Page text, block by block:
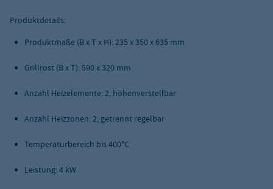
Produktdetails:
Produktmaße (B x T x H): 235 x 350 x 635 mm
Grillrost (B x T): 590 x 320 mm
Anzahl Heizelemente: 2, höhenverstellbar
Anzahl Heizzonen: 2, getrennt regelbar
Temperaturbereich bis 400°C
Leistung: 4 kW